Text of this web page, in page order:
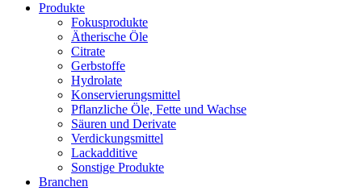
Produkte
Fokusprodukte
Ätherische Öle
Citrate
Gerbstoffe
Hydrolate
Konservierungsmittel
Pflanzliche Öle, Fette und Wachse
Säuren und Derivate
Verdickungsmittel
Lackadditive
Sonstige Produkte
Branchen